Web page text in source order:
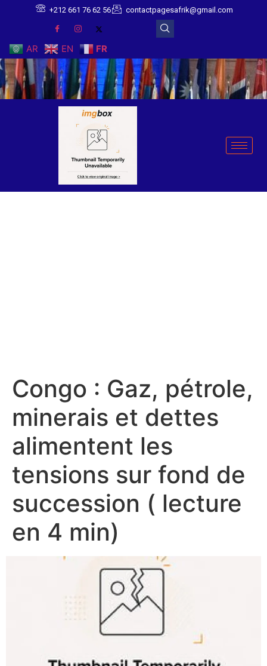
+212 661 76 62 56 contactpagesafrik@gmail.com
AR EN FR
Congo : Gaz, pétrole,
minerais et dettes
alimentent les
tensions sur fond de
succession ( lecture
en 4 min)